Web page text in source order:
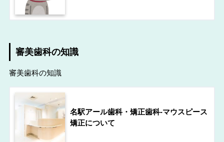
審美歯科の知識
審美歯科の知識
名駅アール歯科・矯正歯科-マウスピース
矯正について